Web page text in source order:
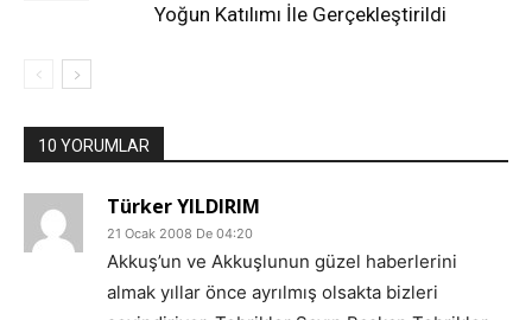
Yoğun Katılımı İle Gerçekleştirildi
10 YORUMLAR
Türker YILDIRIM
21 Ocak 2008 De 04:20
Akkuş’un ve Akkuşlunun güzel haberlerini
almak yıllar önce ayrılmış olsakta bizleri